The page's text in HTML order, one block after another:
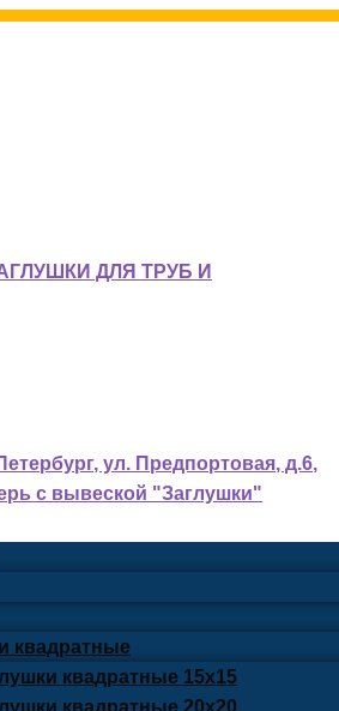
ДЛЯ ТРУБ И
ул. Предпортовая, д.6,
с вывеской "Заглушки"
квадратные
квадратные 15х15
квадратные 20х20